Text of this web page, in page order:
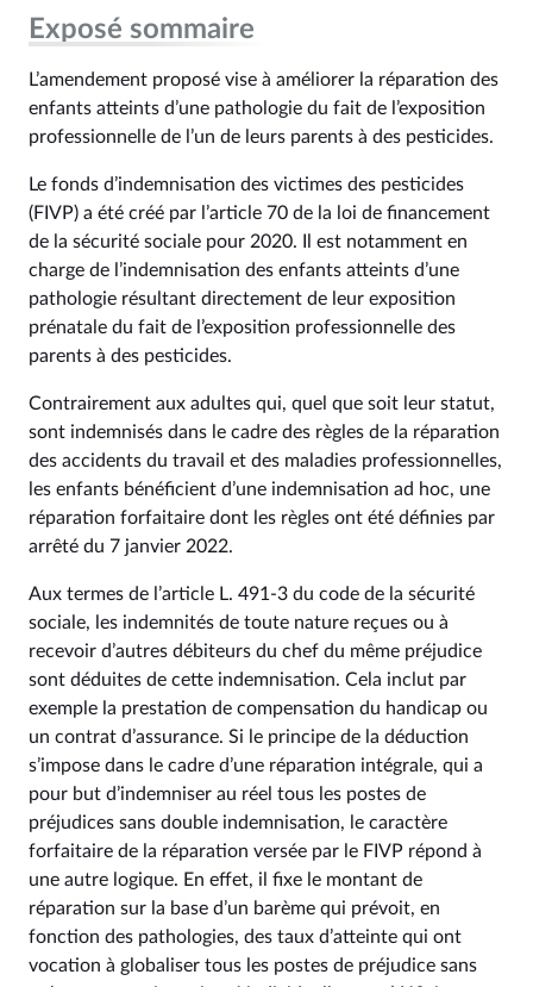
Exposé sommaire
L’amendement proposé vise à améliorer la réparation des
enfants atteints d’une pathologie du fait de l’exposition
professionnelle de l’un de leurs parents à des pesticides.
Le fonds d’indemnisation des victimes des pesticides
(FIVP) a été créé par l’article 70 de la loi de financement
de la sécurité sociale pour 2020. Il est notamment en
charge de l’indemnisation des enfants atteints d’une
pathologie résultant directement de leur exposition
prénatale du fait de l’exposition professionnelle des
parents à des pesticides.
Contrairement aux adultes qui, quel que soit leur statut,
sont indemnisés dans le cadre des règles de la réparation
des accidents du travail et des maladies professionnelles,
les enfants bénéficient d’une indemnisation ad hoc, une
réparation forfaitaire dont les règles ont été définies par
arrêté du 7 janvier 2022.
Aux termes de l’article L. 491-3 du code de la sécurité
sociale, les indemnités de toute nature reçues ou à
recevoir d’autres débiteurs du chef du même préjudice
sont déduites de cette indemnisation. Cela inclut par
exemple la prestation de compensation du handicap ou
un contrat d’assurance. Si le principe de la déduction
s’impose dans le cadre d’une réparation intégrale, qui a
pour but d’indemniser au réel tous les postes de
préjudices sans double indemnisation, le caractère
forfaitaire de la réparation versée par le FIVP répond à
une autre logique. En effet, il fixe le montant de
réparation sur la base d’un barème qui prévoit, en
fonction des pathologies, des taux d’atteinte qui ont
vocation à globaliser tous les postes de préjudice sans